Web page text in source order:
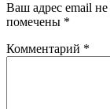
Ваш адрес email не
помечены *
Комментарий *